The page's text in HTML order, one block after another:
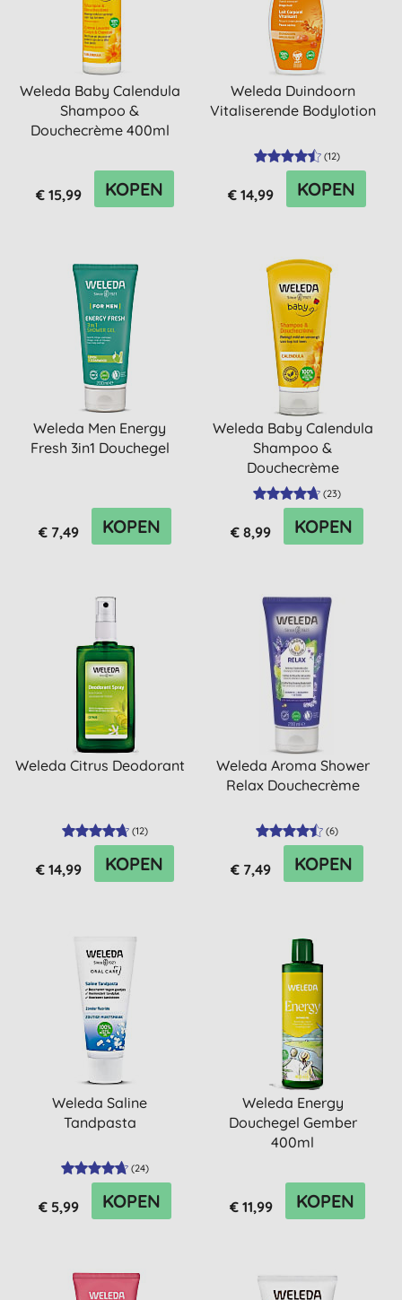
Weleda Baby Calendula
Shampoo &
Douchecrème 400ml
€ 15,99 KOPEN
Weleda Duindoorn
Vitaliserende Bodylotion
(12)
€ 14,99 KOPEN
Weleda Men Energy
Fresh 3in1 Douchegel
€ 7,49 KOPEN
Weleda Baby Calendula
Shampoo &
Douchecrème
(23)
€ 8,99 KOPEN
Weleda Citrus Deodorant
(12)
€ 14,99 KOPEN
Weleda Aroma Shower
Relax Douchecrème
(6)
€ 7,49 KOPEN
Weleda Saline
Tandpasta
(24)
€ 5,99 KOPEN
Weleda Energy
Douchegel Gember
400ml
€ 11,99 KOPEN